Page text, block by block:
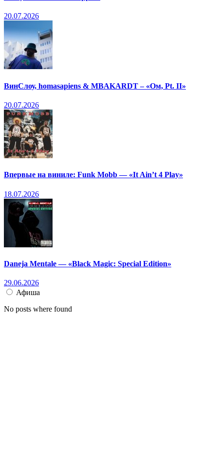
20.07.2026
ВинСлоу, homasapiens & MBAKARDT – «Ом, Pt. II»
20.07.2026
Впервые на виниле: Funk Mobb — «It Ain’t 4 Play»
18.07.2026
Daneja Mentale — «Black Magic: Special Edition»
29.06.2026
Афиша
No posts where found